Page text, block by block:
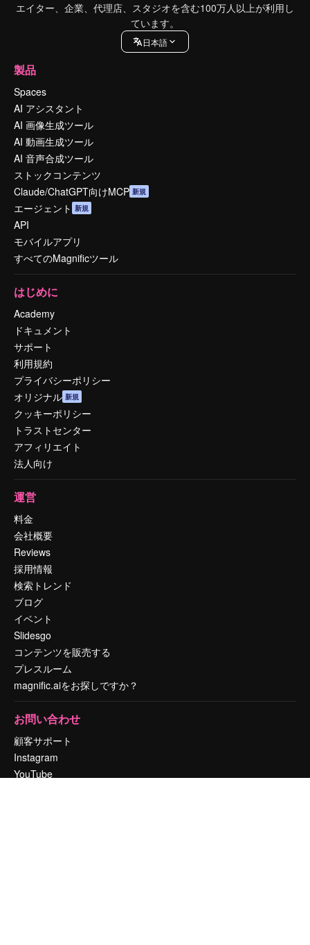
エイター、企業、代理店、スタジオを含む100万人以上が利用し
ています。
日本語
製品
Spaces
AI アシスタント
AI 画像生成ツール
AI 動画生成ツール
AI 音声合成ツール
ストックコンテンツ
Claude/ChatGPT向けMCP 新規
エージェント 新規
API
モバイルアプリ
すべてのMagnificツール
はじめに
Academy
ドキュメント
サポート
利用規約
プライバシーポリシー
オリジナル 新規
クッキーポリシー
トラストセンター
アフィリエイト
法人向け
運営
料金
会社概要
Reviews
採用情報
検索トレンド
ブログ
イベント
Slidesgo
コンテンツを販売する
プレスルーム
magnific.aiをお探しですか？
お問い合わせ
顧客サポート
Instagram
YouTube